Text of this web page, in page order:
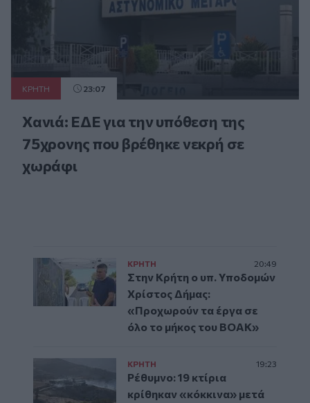
ΚΡΗΤΗ 23:07
Χανιά: ΕΔΕ για την υπόθεση της
75χρονης που βρέθηκε νεκρή σε
χωράφι
ΚΡΗΤΗ 20:49
Στην Κρήτη ο υπ. Υποδομών
Χρίστος Δήμας:
«Προχωρούν τα έργα σε
όλο το μήκος του ΒΟΑΚ»
ΚΡΗΤΗ 19:23
Ρέθυμνο: 19 κτίρια
κρίθηκαν «κόκκινα» μετά